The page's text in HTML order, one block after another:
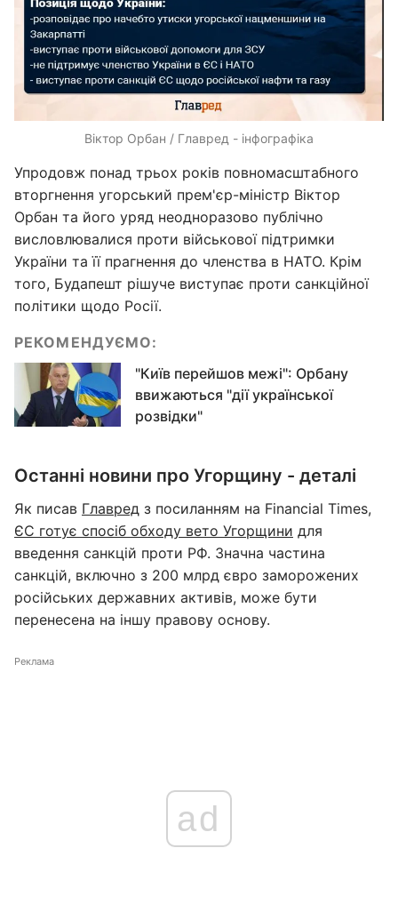
Віктор Орбан / Главред - інфографіка
Упродовж понад трьох років повномасштабного
вторгнення угорський прем'єр-міністр Віктор
Орбан та його уряд неодноразово публічно
висловлювалися проти військової підтримки
України та її прагнення до членства в НАТО. Крім
того, Будапешт рішуче виступає проти санкційної
політики щодо Росії.
РЕКОМЕНДУЄМО:
"Київ перейшов межі": Орбану
ввижаються "дії української
розвідки"
Останні новини про Угорщину - деталі
Як писав Главред з посиланням на Financial Times,
ЄС готує спосіб обходу вето Угорщини для
введення санкцій проти РФ. Значна частина
санкцій, включно з 200 млрд євро заморожених
російських державних активів, може бути
перенесена на іншу правову основу.
Реклама
ad